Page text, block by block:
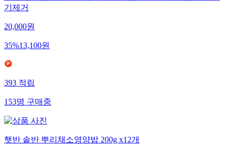
기제거
20,000원
35%13,100원
393적립
153명구매중
햇반 솥반 뿌리채소영양밥 200g x12개